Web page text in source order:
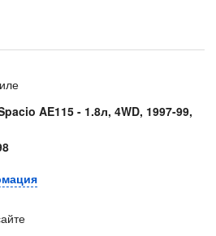
AE115 - 1.8л, 4WD, 1997-99,